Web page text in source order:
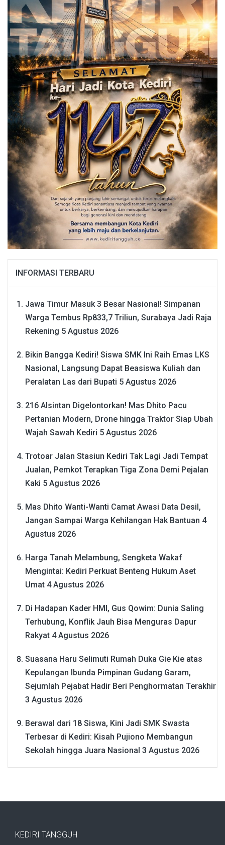
INFORMASI TERBARU
Jawa Timur Masuk 3 Besar Nasional! Simpanan
Warga Tembus Rp833,7 Triliun, Surabaya Jadi Raja
Rekening 5 Agustus 2026
Bikin Bangga Kediri! Siswa SMK Ini Raih Emas LKS
Nasional, Langsung Dapat Beasiswa Kuliah dan
Peralatan Las dari Bupati 5 Agustus 2026
216 Alsintan Digelontorkan! Mas Dhito Pacu
Pertanian Modern, Drone hingga Traktor Siap Ubah
Wajah Sawah Kediri 5 Agustus 2026
Trotoar Jalan Stasiun Kediri Tak Lagi Jadi Tempat
Jualan, Pemkot Terapkan Tiga Zona Demi Pejalan
Kaki 5 Agustus 2026
Mas Dhito Wanti-Wanti Camat Awasi Data Desil,
Jangan Sampai Warga Kehilangan Hak Bantuan 4
Agustus 2026
Harga Tanah Melambung, Sengketa Wakaf
Mengintai: Kediri Perkuat Benteng Hukum Aset
Umat 4 Agustus 2026
Di Hadapan Kader HMI, Gus Qowim: Dunia Saling
Terhubung, Konflik Jauh Bisa Menguras Dapur
Rakyat 4 Agustus 2026
Suasana Haru Selimuti Rumah Duka Gie Kie atas
Kepulangan Ibunda Pimpinan Gudang Garam,
Sejumlah Pejabat Hadir Beri Penghormatan Terakhir
3 Agustus 2026
Berawal dari 18 Siswa, Kini Jadi SMK Swasta
Terbesar di Kediri: Kisah Pujiono Membangun
Sekolah hingga Juara Nasional 3 Agustus 2026
KEDIRI TANGGUH